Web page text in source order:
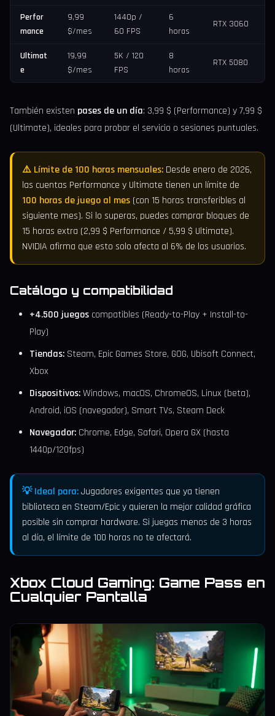
Perfor
mance
9,99
$/mes
1440p /
60 FPS
6
horas
RTX 3060
Ultimat
e
19,99
$/mes
5K / 120
FPS
8
horas
RTX 5080
También existen pases de un día: 3,99 $ (Performance) y 7,99 $
(Ultimate), ideales para probar el servicio o sesiones puntuales.
⚠️ Límite de 100 horas mensuales: Desde enero de 2026,
las cuentas Performance y Ultimate tienen un límite de
100 horas de juego al mes (con 15 horas transferibles al
siguiente mes). Si lo superas, puedes comprar bloques de
15 horas extra (2,99 $ Performance / 5,99 $ Ultimate).
NVIDIA afirma que esto solo afecta al 6% de los usuarios.
Catálogo y compatibilidad
+4.500 juegos compatibles (Ready-to-Play + Install-to-
Play)
Tiendas: Steam, Epic Games Store, GOG, Ubisoft Connect,
Xbox
Dispositivos:Windows, macOS, ChromeOS, Linux (beta),
Android, iOS (navegador), Smart TVs, Steam Deck
Navegador: Chrome, Edge, Safari, Opera GX (hasta
1440p/120fps)
💡 Ideal para:Jugadores exigentes que ya tienen
biblioteca en Steam/Epic y quieren la mejor calidad gráfica
posible sin comprar hardware. Si juegas menos de 3 horas
al día, el límite de 100 horas no te afectará.
Xbox Cloud Gaming: Game Pass en
Cualquier Pantalla